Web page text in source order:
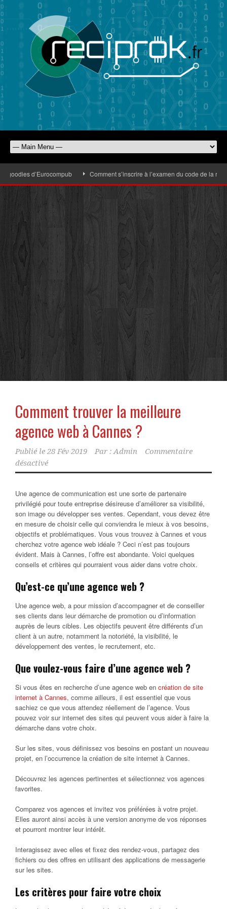
d’Eurocompub Comment s’inscrire à l’examen du code de la route
Comment trouver la meilleure
agence web à Cannes ?
Publié le 28 Fév 2019 Par : Admin
Commentaire
désactivé
Une agence de communication est une sorte de partenaire
privilégié pour toute entreprise désireuse d’améliorer sa visibilité,
son image ou développer ses ventes. Cependant, vous devez être
en mesure de choisir celle qui conviendra le mieux à vos besoins,
objectifs et problématiques. Vous vous trouvez à Cannes et vous
cherchez votre agence web idéale ? Ceci n’est pas toujours
évident. Mais à Cannes, l’offre est abondante. Voici quelques
conseils et critères qui pourraient vous aider dans votre choix.
Qu’est-ce qu’une agence web ?
Une agence web, a pour mission d’accompagner et de conseiller
ses clients dans leur démarche de promotion ou d’information
auprès de leurs cibles. Les objectifs peuvent être différents d’un
client à un autre, notamment la notoriété, la visibilité, le
développement des ventes, le recrutement, etc.
Que voulez-vous faire d’une agence web ?
Si vous êtes en recherche d’une agence web en création de site
internet à Cannes, comme ailleurs, il est essentiel que vous
sachiez ce que vous attendez réellement de l’agence. Vous
pouvez voir sur internet des sites qui peuvent vous aider à faire la
démarche dans votre choix.
Sur les sites, vous définissez vos besoins en postant un nouveau
projet, en l’occurrence la création de site internet à Cannes.
Découvrez les agences pertinentes et sélectionnez vos agences
favorites.
Comparez vos agences et invitez vos préférées à votre projet.
Elles auront ainsi accès à une version anonyme de vos réponses
et pourront montrer leur intérêt.
Interagissez avec elles et fixez des rendez-vous, partagez des
fichiers ou des offres en utilisant des applications de messagerie
sur les sites.
Les critères pour faire votre choix